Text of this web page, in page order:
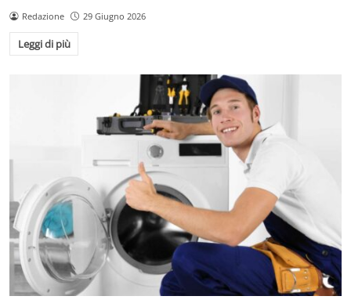
Redazione 29 Giugno 2026
Leggi di più